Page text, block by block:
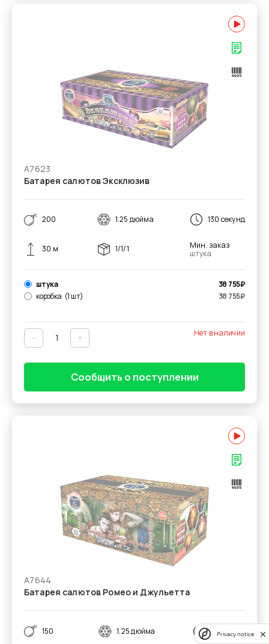
А7623
Батарея салютов Эксклюзив
200 1.25 дюйма 130 секунд
30 м 1/1/1
Мин. заказ
штука
штука 38 755₽
коробка (1 шт) 38 755₽
- + Нет в наличии
Сообщить о поступлении
А7644
Батарея салютов Ромео и Джульетта
150 1.25 дюйма 55 секунд
Privacy notice